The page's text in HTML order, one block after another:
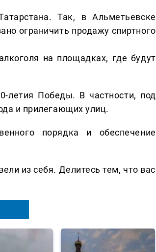
Так, в Альметьевске
ограничить продажу спиртного
на площадках, где будут
летия Победы. В частности, под
и прилегающих улиц.
порядка и обеспечение
из себя. Делитеcь тем, что вас